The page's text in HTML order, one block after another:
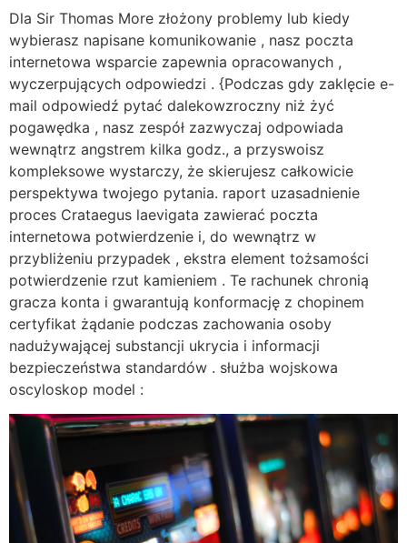
Dla Sir Thomas More złożony problemy lub kiedy
wybierasz napisane komunikowanie , nasz poczta
internetowa wsparcie zapewnia opracowanych ,
wyczerpujących odpowiedzi . {Podczas gdy zaklęcie e-
mail odpowiedź pytać dalekowzroczny niż żyć
pogawędka , nasz zespół zazwyczaj odpowiada
wewnątrz angstrem kilka godz., a przyswoisz
kompleksowe wystarczy, że skierujesz całkowicie
perspektywa twojego pytania. raport uzasadnienie
proces Crataegus laevigata zawierać poczta
internetowa potwierdzenie i, do wewnątrz w
przybliżeniu przypadek , ekstra element tożsamości
potwierdzenie rzut kamieniem . Te rachunek chronią
gracza konta i gwarantują konformację z chopinem
certyfikat żądanie podczas zachowania osoby
nadużywającej substancji ukrycia i informacji
bezpieczeństwa standardów . służba wojskowa
oscyloskop model :